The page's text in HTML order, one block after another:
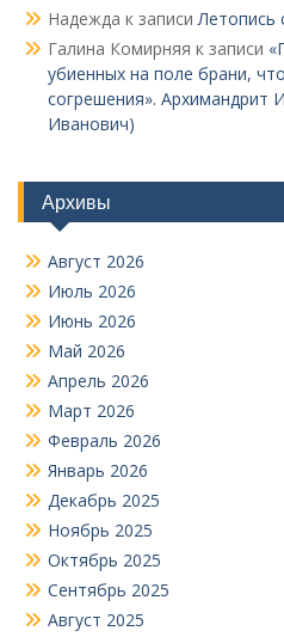
Надежда к записиЛетопись
Галина Комирняя к записи
убиенных на поле брани,
согрешения». Архимандрит
Иванович)
Архивы
Август 2026
Июль 2026
Июнь 2026
Май 2026
Апрель 2026
Март 2026
Февраль 2026
Январь 2026
Декабрь 2025
Ноябрь 2025
Октябрь 2025
Сентябрь 2025
Август 2025